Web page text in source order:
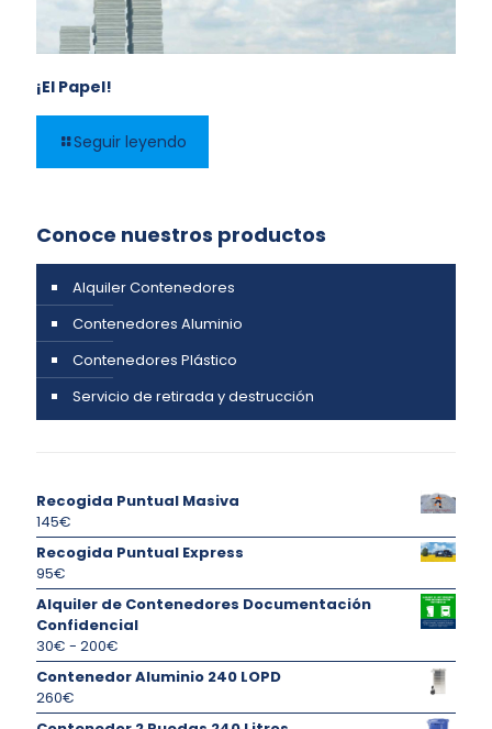
¡El Papel!
Seguir leyendo
Conoce nuestros productos
Alquiler Contenedores
Contenedores Aluminio
Contenedores Plástico
Servicio de retirada y destrucción
Recogida Puntual Masiva
145€
Recogida Puntual Express
95€
Alquiler de Contenedores Documentación
Confidencial
30€ - 200€
de
precios:
desde
Contenedor Aluminio 240 LOPD
260€